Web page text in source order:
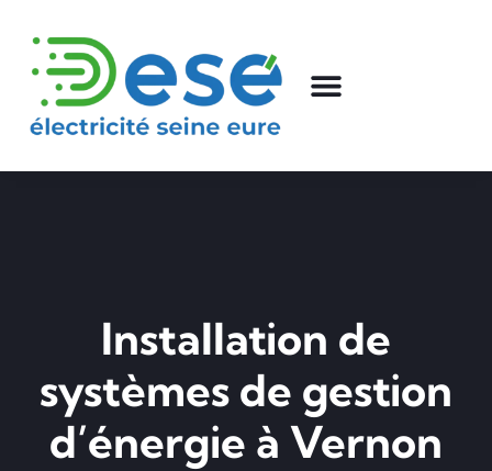
Installation de
systèmes de gestion
d’énergie à Vernon